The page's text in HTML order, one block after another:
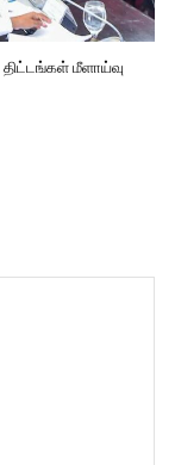
திட்டங்கள் மீளாய்வு